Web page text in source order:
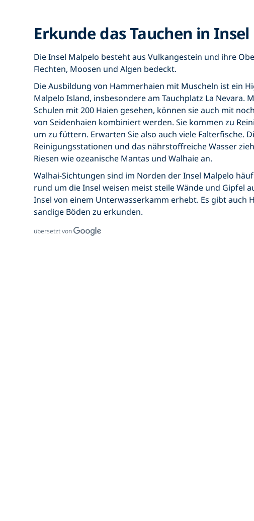
Erkunde das Tauchen in
Die Insel Malpelo besteht aus Vulkangestein und ihre
Flechten, Moosen und Algen bedeckt.
Die Ausbildung von Hammerhaien mit Muscheln ist ein
Malpelo Island, insbesondere am Tauchplatz La Nevara.
Schulen mit 200 Haien gesehen, können sie auch mit
von Seidenhaien kombiniert werden. Sie kommen zu
um zu füttern. Erwarten Sie also auch viele Falterfische.
Reinigungsstationen und das nährstoffreiche Wasser
Riesen wie ozeanische Mantas und Walhaie an.
Walhai-Sichtungen sind im Norden der Insel Malpelo
rund um die Insel weisen meist steile Wände und Gipfel
Insel von einem Unterwasserkamm erhebt. Es gibt auch
sandige Böden zu erkunden.
übersetzt von